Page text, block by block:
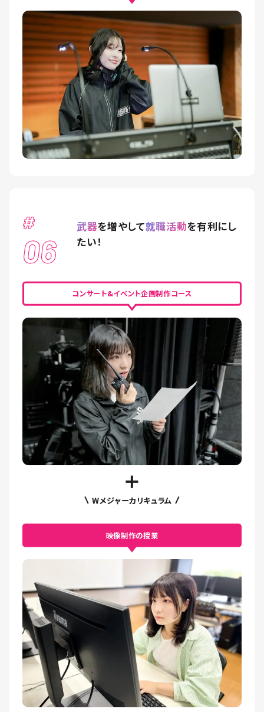
#
06
武器を増やして就職活動を有利にし
たい！
コンサート&イベント企画制作コース
Wメジャーカリキュラム
映像制作の授業